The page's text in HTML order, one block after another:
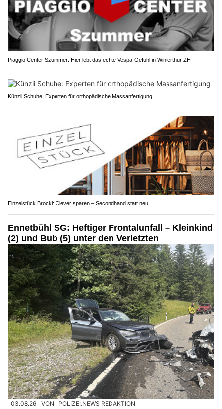
Piaggio Center Szummer: Hier lebt das echte Vespa-Gefühl in Winterthur ZH
Künzli Schuhe: Experten für orthopädische Massanfertigung
Einzelstück Brocki: Clever sparen – Secondhand statt neu
Ennetbühl SG: Heftiger Frontalunfall – Kleinkind
(2) und Bub (5) unter den Verletzten
03.08.26 VON POLIZEI.NEWS REDAKTION